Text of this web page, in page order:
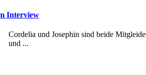
Interview
Cordelia und Josephin sind beide
und ...